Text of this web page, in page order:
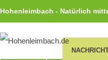
Hohenleimbach - Natürlich